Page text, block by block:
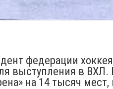
федерации
выступления в
на 14 тысяч